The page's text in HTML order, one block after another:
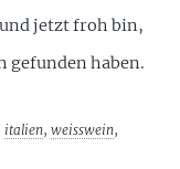
jetzt froh bin,
gefunden haben.
italien,weisswein,